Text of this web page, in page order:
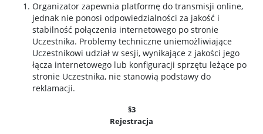
Organizator zapewnia platformę do transmisji online,
jednak nie ponosi odpowiedzialności za jakość i
stabilność połączenia internetowego po stronie
Uczestnika. Problemy techniczne uniemożliwiające
Uczestnikowi udział w sesji, wynikające z jakości jego
łącza internetowego lub konfiguracji sprzętu leżące po
stronie Uczestnika, nie stanowią podstawy do
reklamacji.
§3
Rejestracja